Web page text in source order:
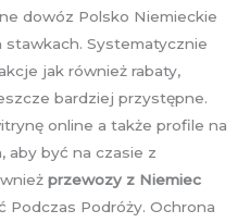
dowóz Polsko Niemieckie
stawkach. Systematycznie
jak również rabaty,
bardziej przystępne.
online a także profile na
aby być na czasie z
przewozy z Niemiec
Podczas Podróży. Ochrona